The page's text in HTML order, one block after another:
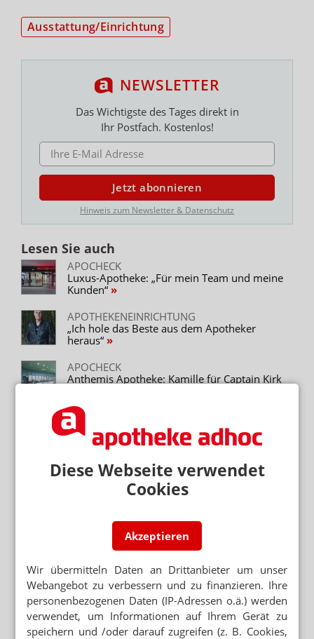
Diese Webseite verwendet
Cookies
Akzeptieren
Wir übermitteln Daten an Drittanbieter um unser
Webangebot zu verbessern und zu finanzieren. Ihre
personenbezogenen Daten (IP-Adressen o.ä.) werden
verwendet, um Informationen auf Ihrem Gerät zu
speichern und /oder darauf zugreifen (z. B. Cookies,
Ausstattung/Einrichtung
NEWSLETTER
Das Wichtigste des Tages direkt in
Ihr Postfach. Kostenlos!
E-MAIL ADRESSE
Jetzt abonnieren
Hinweis zum Newsletter & Datenschutz
Lesen Sie auch
APOCHECK
Luxus-Apotheke: „Für mein Team und meine
Kunden“
APOTHEKENEINRICHTUNG
„Ich hole das Beste aus dem Apotheker
heraus“
APOCHECK
Anthemis Apotheke: Kamille für Captain Kirk
APOCHECK
Unterwasserwelten-Apotheken
APOCHECK
Linden-Apotheke: HV-Tisch als Raumschiff
Löwenschlaf aus der Traditions-Apotheke
Neuere Artikel zum Thema
ANKER-APOTHEKE ELSFLETH
„Innerhalb von zwei Wochen war das alles
meins“